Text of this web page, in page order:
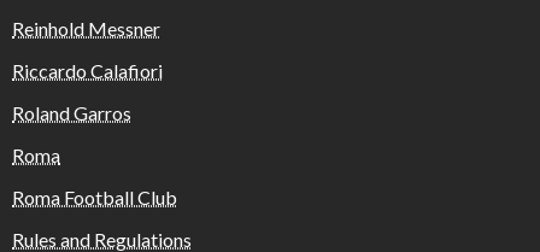
Reinhold Messner
Riccardo Calafiori
Roland Garros
Roma
Roma Football Club
Rules and Regulations